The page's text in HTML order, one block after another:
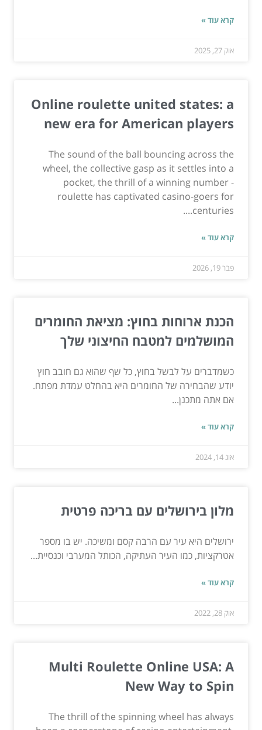
קרא עוד »
אוק 27, 2025
Online roulette united states: a
new era for American players
The sound of the ball bouncing across the
wheel, the collective gasp as it settles into a
pocket, the thrill of a winning number -
roulette has captivated casino-goers for
centuries....
קרא עוד »
פבר 19, 2026
הכנת ארוחות בחוץ: מציאת החומרים
המושלמים למטבח החיצוני שלך
כשמדברים על לבשל בחוץ, כל שף שהוא גם חובב חוץ
יודע שהבחירה של החומרים היא בהחלט עמדת מפתח.
אם אתה מתכנן...
קרא עוד »
אוג 14, 2024
מלון בירושלים עם בריכה פרטית
ירושלים היא עיר עם הרבה קסם ומשיכה. יש בו מספר
אטרקציות, כמו העיר העתיקה, הכותל המערבי וכנסיית...
קרא עוד »
אוק 28, 2022
Multi Roulette Online USA: A
New Way to Spin
The thrill of the spinning wheel has always